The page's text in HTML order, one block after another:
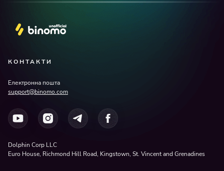
КОНТАКТИ
Електронна пошта
support@binomo.com
Dolphin Corp LLC
Euro House, Richmond Hill Road, Kingstown, St. Vincent and Grenadines